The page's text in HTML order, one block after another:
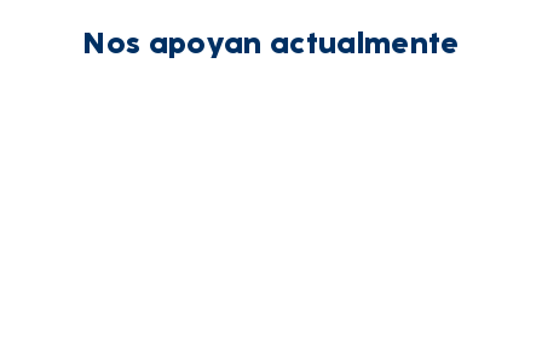
Nos apoyan actualmente